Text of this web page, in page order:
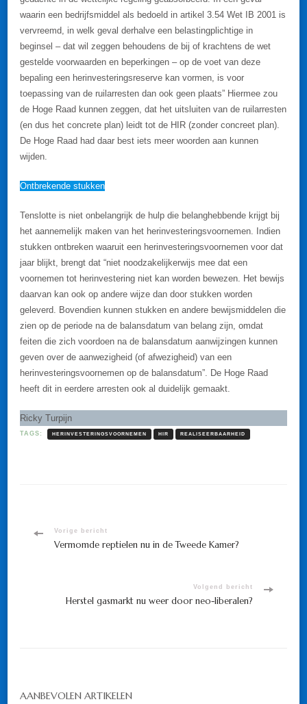
waarin een bedrijfsmiddel als bedoeld in artikel 3.54 Wet IB 2001 is
vervreemd, in welk geval derhalve een belastingplichtige in
beginsel – dat wil zeggen behoudens de bij of krachtens de wet
gestelde voorwaarden en beperkingen – op de voet van deze
bepaling een herinvesteringsreserve kan vormen, is voor
toepassing van de ruilarresten dan ook geen plaats” Hiermee zou
de Hoge Raad kunnen zeggen, dat het uitsluiten van de ruilarresten
(en dus het concrete plan) leidt tot de HIR (zonder concreet plan).
De Hoge Raad had daar best iets meer woorden aan kunnen
wijden.
Ontbrekende stukken
Tenslotte is niet onbelangrijk de hulp die belanghebbende krijgt bij
het aannemelijk maken van het herinvesteringsvoornemen. Indien
stukken ontbreken waaruit een herinvesteringsvoornemen voor dat
jaar blijkt, brengt dat “niet noodzakelijkerwijs mee dat een
voornemen tot herinvestering niet kan worden bewezen. Het bewijs
daarvan kan ook op andere wijze dan door stukken worden
geleverd. Bovendien kunnen stukken en andere bewijsmiddelen die
zien op de periode na de balansdatum van belang zijn, omdat
feiten die zich voordoen na de balansdatum aanwijzingen kunnen
geven over de aanwezigheid (of afwezigheid) van een
herinvesteringsvoornemen op de balansdatum”. De Hoge Raad
heeft dit in eerdere arresten ook al duidelijk gemaakt.
Ricky Turpijn
TAGS: HERINVESTERINGSVOORNEMEN HIR REALISEERBAARHEID
Bericht
Vorige bericht
Vermomde reptielen nu in de Tweede Kamer?
Volgend bericht
Herstel gasmarkt nu weer door neo-liberalen?
AANBEVOLEN ARTIKELEN